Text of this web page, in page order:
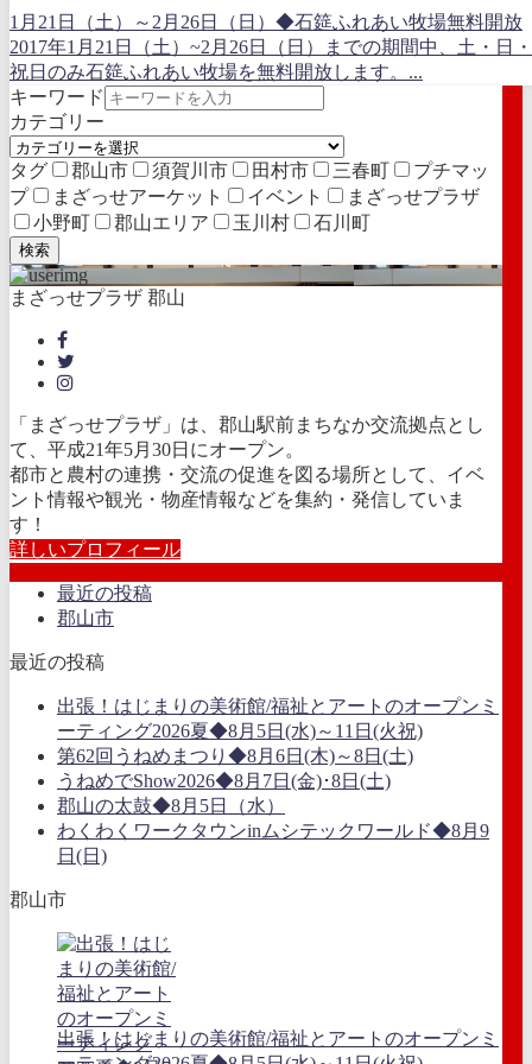
1月21日（土）～2月26日（日）◆石筵ふれあい牧場無料開放
2017年1月21日（土）~2月26日（日）までの期間中、土・日・
祝日のみ石筵ふれあい牧場を無料開放します。...
キーワード
カテゴリー
タグ 郡山市 須賀川市 田村市 三春町
プチマッ
プ
まざっせアーケット イベント
まざっせプラザ
小野町
郡山エリア 玉川村 石川町
検索
まざっせプラザ 郡山
「まざっせプラザ」は、郡山駅前まちなか交流拠点とし
て、平成21年5月30日にオープン。
都市と農村の連携・交流の促進を図る場所として、イベ
ント情報や観光・物産情報などを集約・発信していま
す！
詳しいプロフィール
最近の投稿
郡山市
最近の投稿
出張！はじまりの美術館/福祉とアートのオープンミ
ーティング2026夏◆8月5日(水)～11日(火祝)
第62回うねめまつり◆8月6日(木)～8日(土)
うねめでShow2026◆8月7日(金)･8日(土)
郡山の太鼓◆8月5日（水）
わくわくワークタウンinムシテックワールド◆8月9
日(日)
郡山市
出張！はじまりの美術館/福祉とアートのオープンミ